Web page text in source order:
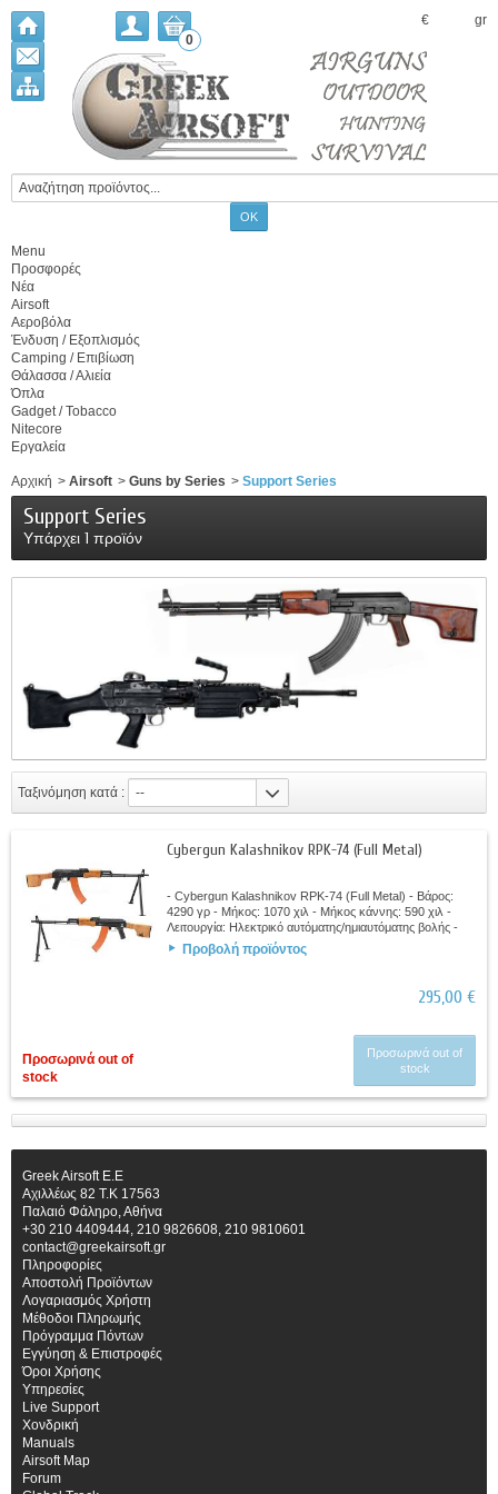
0
€ gr
Menu
Προσφορές
Νέα
Airsoft
Αεροβόλα
Ένδυση / Εξοπλισμός
Camping / Επιβίωση
Θάλασσα / Αλιεία
Όπλα
Gadget / Tobacco
Nitecore
Εργαλεία
Αρχική > Airsoft > Guns by Series > Support Series
Support Series
Υπάρχει 1 προϊόν
Ταξινόμηση κατά : --
Cybergun Kalashnikov RPK-74 (Full Metal)
- Cybergun Kalashnikov RPK-74 (Full Metal) - Βάρος:
4290 γρ - Μήκος: 1070 χιλ - Μήκος κάννης: 590 χιλ -
Λειτουργία: Ηλεκτρικό αυτόματης/ημιαυτόματης βολής -
Ισχύς: 390 - 420 FPS - Υλικά...
Προβολή προϊόντος
295,00 €
Προσωρινά out of
stock
Προσωρινά out of
stock
Greek Airsoft E.E
Αχιλλέως 82 Τ.Κ 17563
Παλαιό Φάληρο, Αθήνα
+30 210 4409444, 210 9826608, 210 9810601
contact@greekairsoft.gr
Πληροφορίες
Αποστολή Προϊόντων
Λογαριασμός Χρήστη
Μέθοδοι Πληρωμής
Πρόγραμμα Πόντων
Εγγύηση & Επιστροφές
Όροι Χρήσης
Υπηρεσίες
Live Support
Χονδρική
Manuals
Airsoft Map
Forum